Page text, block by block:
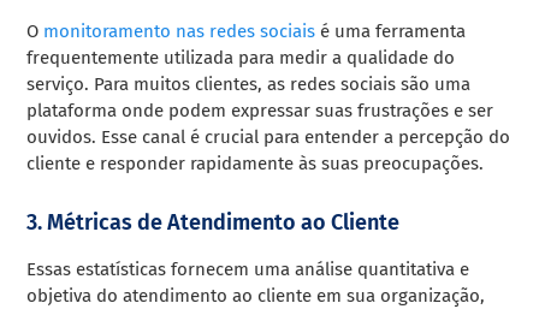
O monitoramento nas redes sociais é uma ferramenta
frequentemente utilizada para medir a qualidade do
serviço. Para muitos clientes, as redes sociais são uma
plataforma onde podem expressar suas frustrações e ser
ouvidos. Esse canal é crucial para entender a percepção do
cliente e responder rapidamente às suas preocupações.
3. Métricas de Atendimento ao Cliente
Essas estatísticas fornecem uma análise quantitativa e
objetiva do atendimento ao cliente em sua organização,